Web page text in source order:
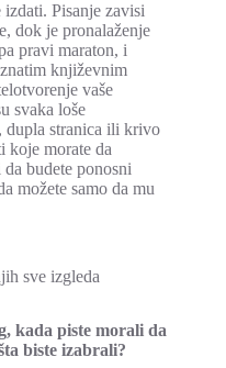
Pisanje zavisi
dok je pronalaženje
pravi maraton, i
književnim
vaše
svaka loše
dupla stranica ili krivo
koje morate da
budete ponosni
možete samo da mu
sve izgleda
kada piste morali da
biste izabrali?